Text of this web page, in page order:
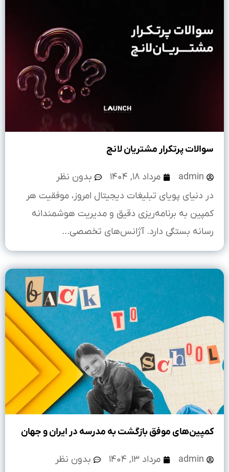
سوالات پرتکرار مشتریان لانچ
admin مرداد ۱۸, ۱۴۰۴
بدون نظر
در دنیای پویای تبلیغات دیجیتال امروز، موفقیت هر
کمپین به برنامه‌ریزی دقیق و مدیریت هوشمندانه
رسانه بستگی دارد. آژانس‌های تخصصی...
کمپین‌های موفق بازگشت به مدرسه در ایران و جهان
admin مرداد ۱۳, ۱۴۰۴ بدون نظر